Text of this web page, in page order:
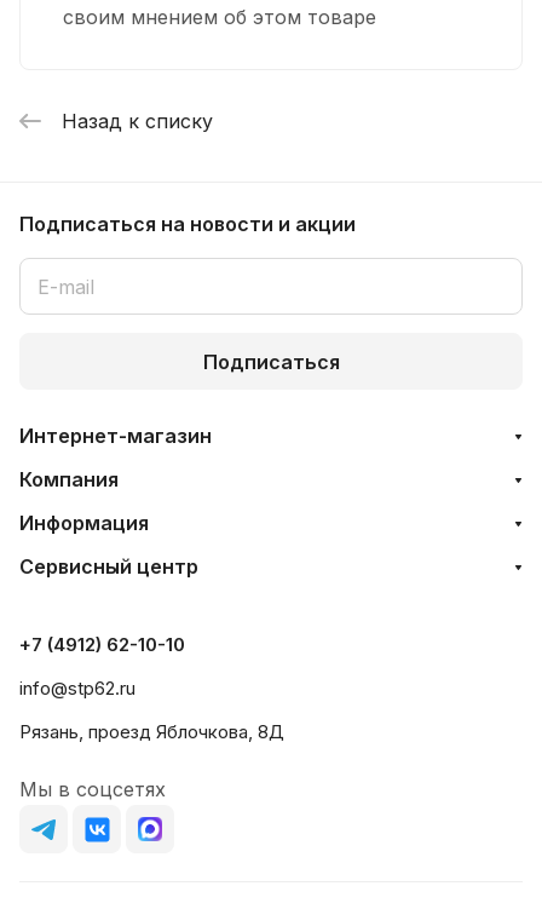
своим мнением об этом товаре
Назад к списку
Подписаться на новости и акции
Подписаться
Интернет-магазин
Компания
Информация
Сервисный центр
+7 (4912) 62-10-10
info@stp62.ru
Рязань, проезд Яблочкова, 8Д
Мы в соцсетях